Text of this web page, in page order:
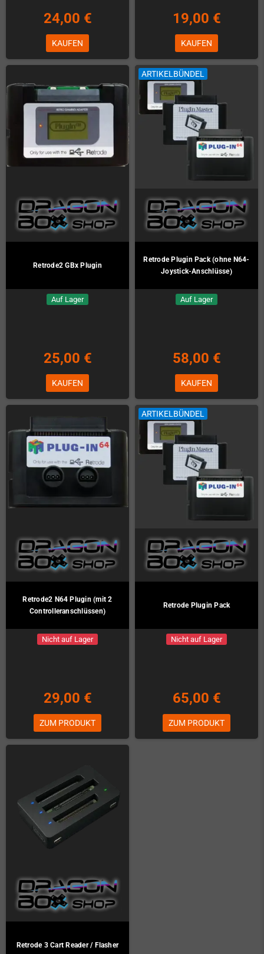
24,00 €
KAUFEN
19,00 €
KAUFEN
Retrode2 GBx Plugin
Auf Lager
25,00 €
KAUFEN
ARTIKELBÜNDEL
Retrode Plugin Pack (ohne N64-
Joystick-Anschlüsse)
Auf Lager
58,00 €
KAUFEN
Retrode2 N64 Plugin (mit 2
Controlleranschlüssen)
Nicht auf Lager
29,00 €
ZUM PRODUKT
ARTIKELBÜNDEL
Retrode Plugin Pack
Nicht auf Lager
65,00 €
ZUM PRODUKT
Retrode 3 Cart Reader / Flasher